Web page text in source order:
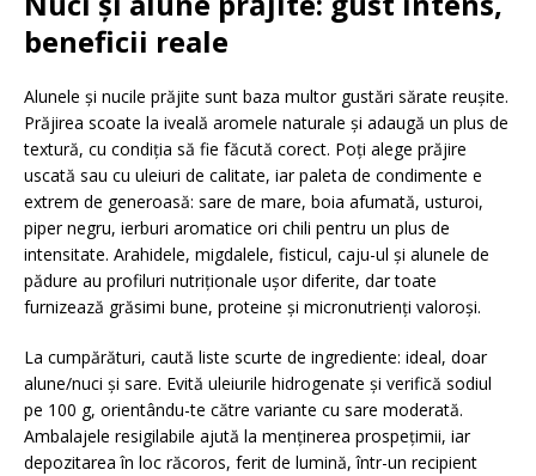
beneficii reale
Alunele și nucile prăjite sunt baza multor gustări sărate reușite.
Prăjirea scoate la iveală aromele naturale și adaugă un plus de
textură, cu condiția să fie făcută corect. Poți alege prăjire
uscată sau cu uleiuri de calitate, iar paleta de condimente e
extrem de generoasă: sare de mare, boia afumată, usturoi,
piper negru, ierburi aromatice ori chili pentru un plus de
intensitate. Arahidele, migdalele, fisticul, caju-ul și alunele de
pădure au profiluri nutriționale ușor diferite, dar toate
furnizează grăsimi bune, proteine și micronutrienți valoroși.
La cumpărături, caută liste scurte de ingrediente: ideal, doar
alune/nuci și sare. Evită uleiurile hidrogenate și verifică sodiul
pe 100 g, orientându-te către variante cu sare moderată.
Ambalajele resigilabile ajută la menținerea prospețimii, iar
depozitarea în loc răcoros, ferit de lumină, într-un recipient